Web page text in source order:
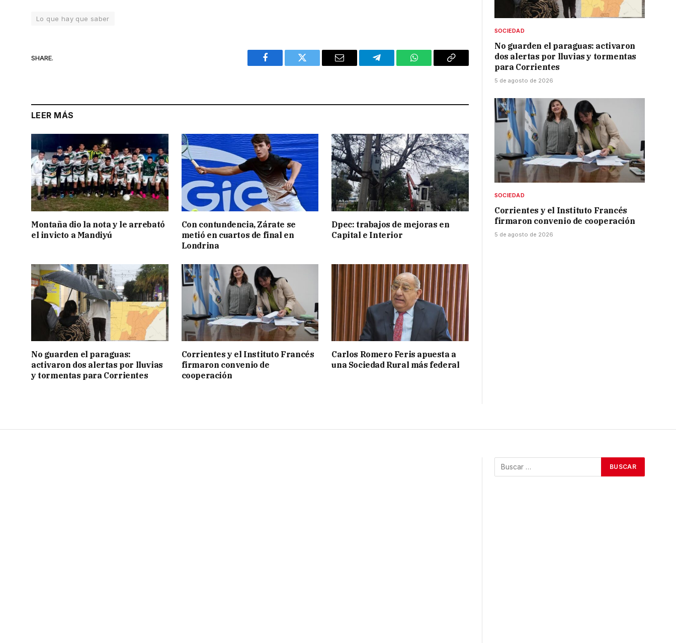
Lo que hay que saber
SHARE.
Facebook Twitter Email Telegram WhatsAppCopy
LEER MÁS
Montaña dio la nota y le arrebató
el invicto a Mandiyú
Con contundencia, Zárate se
metió en cuartos de final en
Londrina
Dpec: trabajos de mejoras en
Capital e Interior
No guarden el paraguas:
activaron dos alertas por lluvias
y tormentas para Corrientes
Corrientes y el Instituto Francés
firmaron convenio de
cooperación
Carlos Romero Feris apuesta a
una Sociedad Rural más federal
SOCIEDAD
No guarden el paraguas: activaron
dos alertas por lluvias y tormentas
para Corrientes
5 de agosto de 2026
SOCIEDAD
Corrientes y el Instituto Francés
firmaron convenio de cooperación
5 de agosto de 2026